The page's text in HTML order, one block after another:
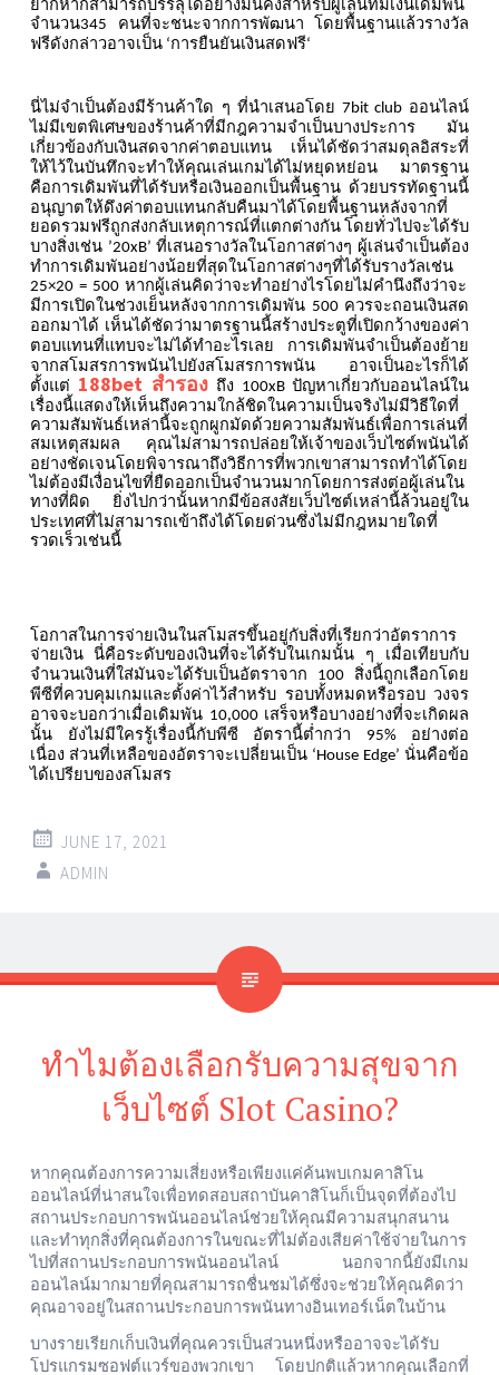
ยากหากสามารถบรรลุได้อย่างมั่นคงสำหรับผู้เล่นที่มีเงินเดิมพัน
จำนวน345 คนที่จะชนะจากการพัฒนา
โดยพื้นฐานแล้วรางวัล
ฟรีดังกล่าวอาจเป็น ‘การยืนยันเงินสดฟรี‘
นี่ไม่จำเป็นต้องมีร้านค้าใด ๆ ที่นำเสนอโดย 7bit club ออนไลน์
ไม่มีเขตพิเศษของร้านค้าที่มีกฎความจำเป็นบางประการ
มัน
เกี่ยวข้องกับเงินสดจากค่าตอบแทน
เห็นได้ชัดว่าสมดุลอิสระที่
ให้ไว้ในบันทึกจะทำให้คุณเล่นเกมได้ไม่หยุดหย่อน
มาตรฐาน
คือการเดิมพันที่ได้รับหรือเงินออกเป็นพื้นฐาน ด้วยบรรทัดฐานนี้
อนุญาตให้ดึงค่าตอบแทนกลับคืนมาได้โดยพื้นฐานหลังจากที่
ยอดรวมฟรีถูกส่งกลับเหตุการณ์ที่แตกต่างกันโดยทั่วไปจะได้รับ
บางสิ่งเช่น ’20xB’ที่เสนอรางวัลในโอกาสต่างๆ ผู้เล่นจำเป็นต้อง
ทำการเดิมพันอย่างน้อยที่สุดในโอกาสต่างๆที่ได้รับรางวัลเช่น
25×20 = 500 หากผู้เล่นคิดว่าจะทำอย่างไรโดยไม่คำนึงถึงว่าจะ
มีการเปิดในช่วงเย็นหลังจากการเดิมพัน 500 ควรจะถอนเงินสด
ออกมาได้ เห็นได้ชัดว่ามาตรฐานนี้สร้างประตูที่เปิดกว้างของค่า
ตอบแทนที่แทบจะไม่ได้ทำอะไรเลย
การเดิมพันจำเป็นต้องย้าย
จากสโมสรการพนันไปยังสโมสรการพนัน
อาจเป็นอะไรก็ได้
ตั้งแต่ 188bet สํารอง ถึง 100xBปัญหาเกี่ยวกับออนไลน์ใน
เรื่องนี้แสดงให้เห็นถึงความใกล้ชิดในความเป็นจริงไม่มีวิธีใดที่
ความสัมพันธ์เหล่านี้จะถูกผูกมัดด้วยความสัมพันธ์เพื่อการเล่นที่
สมเหตุสมผล
คุณไม่สามารถปล่อยให้เจ้าของเว็บไซต์พนันได้
อย่างชัดเจนโดยพิจารณาถึงวิธีการที่พวกเขาสามารถทำได้โดย
ไม่ต้องมีเงื่อนไขที่ยืดออกเป็นจำนวนมากโดยการส่งต่อผู้เล่นใน
ทางที่ผิด
ยิ่งไปกว่านั้นหากมีข้อสงสัยเว็บไซต์เหล่านี้ล้วนอยู่ใน
ประเทศที่ไม่สามารถเข้าถึงได้โดยด่วนซึ่งไม่มีกฎหมายใดที่
รวดเร็วเช่นนี้
โอกาสในการจ่ายเงินในสโมสรขึ้นอยู่กับสิ่งที่เรียกว่าอัตราการ
จ่ายเงิน นี่คือระดับของเงินที่จะได้รับในเกมนั้น ๆ
เมื่อเทียบกับ
จำนวนเงินที่ใส่มันจะได้รับเป็นอัตราจาก 100 สิ่งนี้ถูกเลือกโดย
พีซีที่ควบคุมเกมและตั้งค่าไว้สำหรับ รอบทั้งหมดหรือรอบ วงจร
อาจจะบอกว่าเมื่อเดิมพัน 10,000 เสร็จหรือบางอย่างที่จะเกิดผล
นั้น
ยังไม่มีใครรู้เรื่องนี้กับพีซี อัตรานี้ต่ำกว่า 95% อย่างต่อ
เนื่อง ส่วนที่เหลือของอัตราจะเปลี่ยนเป็น ‘House Edge’ นั่นคือข้อ
ได้เปรียบของสโมสร
JUNE 17, 2021
ADMIN
ทำไมต้องเลือกรับความสุขจาก
เว็บไซต์ Slot Casino?
หากคุณต้องการความเสี่ยงหรือเพียงแค่ค้นพบเกมคาสิโน
ออนไลน์ที่น่าสนใจเพื่อทดสอบสถาบันคาสิโนก็เป็นจุดที่ต้องไป
สถานประกอบการพนันออนไลน์ช่วยให้คุณมีความสนุกสนาน
และทำทุกสิ่งที่คุณต้องการในขณะที่ไม่ต้องเสียค่าใช้จ่ายในการ
ไปที่สถานประกอบการพนันออนไลน์
นอกจากนี้ยังมีเกม
ออนไลน์มากมายที่คุณสามารถชื่นชมได้ซึ่งจะช่วยให้คุณคิดว่า
คุณอาจอยู่ในสถานประกอบการพนันทางอินเทอร์เน็ตในบ้าน
บางรายเรียกเก็บเงินที่คุณควรเป็นส่วนหนึ่งหรืออาจจะได้รับ
โปรแกรมซอฟต์แวร์ของพวกเขา
โดยปกติแล้วหากคุณเลือกที่